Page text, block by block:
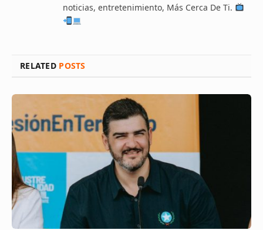
noticias, entretenimiento, Más Cerca De Ti.
RELATED POSTS